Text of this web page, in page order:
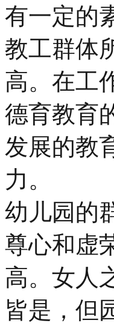
有一定的
教工群体
高。在工
德育教育
发展的教
力。
幼儿园的
尊心和虚
高。女人
皆是，但